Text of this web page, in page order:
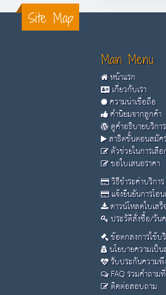
Site Map
Main Menu
หน้าแรก
เกี่ยวกับเรา
ความน่าเชื่อถือ
คำนิยมจากลูกค้า
ดูคำอธิบายบริกา
สาธิตขั้นตอนสมัค
ตัวช่วยในการเลื
ขอใบเสนอราคา
วิธีชำระค่าบริการ
แจ้งยืนยันการโอน
ดาวน์โหลดใบเสร็
ประวัติสั่งซื้อ/วัน
ข้อตกลงการใช้บ
นโยบายความเป็
รับประกันความพึ
FAQ รวมคำถา
ติดต่อสอบถาม